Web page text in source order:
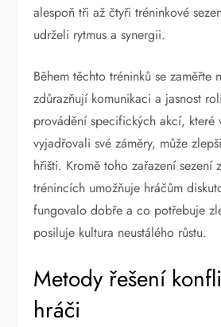
alespoň tři až čtyři tréninkové
udrželi rytmus a synergii.
Během těchto tréninků se zaměřte
zdůrazňují komunikaci a jasnost
provádění specifických akcí, které
vyjadřovali své záměry, může
hřišti. Kromě toho zařazení sezení
trénincích umožňuje hráčům
fungovalo dobře a co potřebuje
posiluje kultura neustálého růstu.
Metody řešení
hráči